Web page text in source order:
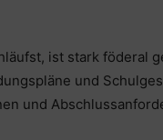
ist stark föderal
und
und